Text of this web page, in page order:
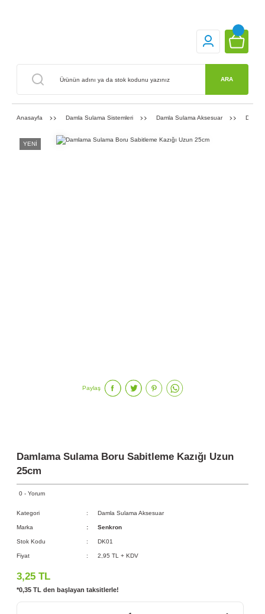
ARA
Anasayfa Damla Sulama Sistemleri Damla Sulama Aksesuar
YENİ
Paylaş
Damlama Sulama Boru Sabitleme Kazığı Uzun
25cm
0 - Yorum
Kategori Damla Sulama Aksesuar
Marka Senkron
Stok Kodu DK01
Fiyat 2,95 TL + KDV
3,25 TL
*0,35 TL den başlayan taksitlerle!